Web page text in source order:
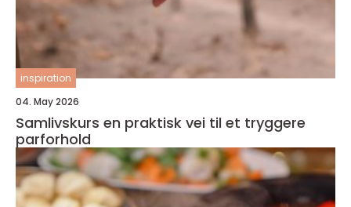
inspiration
04. May 2026
Samlivskurs en praktisk vei til et tryggere
parforhold